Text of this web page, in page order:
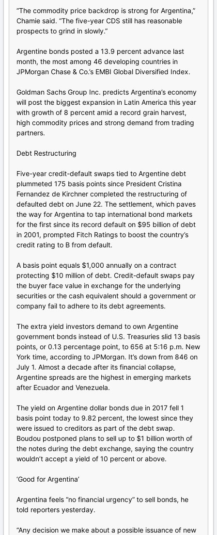
“The commodity price backdrop is strong for Argentina,”
Chamie said. “The five-year CDS still has reasonable
prospects to grind in slowly.”
Argentine bonds posted a 13.9 percent advance last
month, the most among 46 developing countries in
JPMorgan Chase & Co.’s EMBI Global Diversified Index.
Goldman Sachs Group Inc. predicts Argentina’s economy
will post the biggest expansion in Latin America this year
with growth of 8 percent amid a record grain harvest,
high commodity prices and strong demand from trading
partners.
Debt Restructuring
Five-year credit-default swaps tied to Argentine debt
plummeted 175 basis points since President Cristina
Fernandez de Kirchner completed the restructuring of
defaulted debt on June 22. The settlement, which paves
the way for Argentina to tap international bond markets
for the first since its record default on $95 billion of debt
in 2001, prompted Fitch Ratings to boost the country’s
credit rating to B from default.
A basis point equals $1,000 annually on a contract
protecting $10 million of debt. Credit-default swaps pay
the buyer face value in exchange for the underlying
securities or the cash equivalent should a government or
company fail to adhere to its debt agreements.
The extra yield investors demand to own Argentine
government bonds instead of U.S. Treasuries slid 13 basis
points, or 0.13 percentage point, to 656 at 5:16 p.m. New
York time, according to JPMorgan. It’s down from 846 on
July 1. Almost a decade after its financial collapse,
Argentine spreads are the highest in emerging markets
after Ecuador and Venezuela.
The yield on Argentine dollar bonds due in 2017 fell 1
basis point today to 9.82 percent, the lowest since they
were issued to creditors as part of the debt swap.
Boudou postponed plans to sell up to $1 billion worth of
the notes during the debt exchange, saying the country
wouldn’t accept a yield of 10 percent or above.
‘Good for Argentina’
Argentina feels “no financial urgency” to sell bonds, he
told reporters yesterday.
“Any decision we make about a possible issuance of new